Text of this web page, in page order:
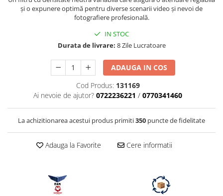
Vizorși o expunere optimă pentru diverse scenarii video și nevoi de
fotografiere profesională.
IN STOC
Durata de livrare: 8 Zile Lucratoare
ADAUGA IN COS
Cod Produs: 131169
Ai nevoie de ajutor? 0722236221 / 0770341460
La achizitionarea acestui produs primiti350 puncte de fidelitate
Adauga la Favorite Cere informatii